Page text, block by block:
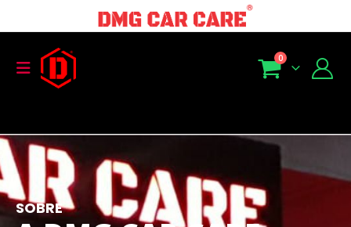
Search
for:
Search Button
0
SOBRE